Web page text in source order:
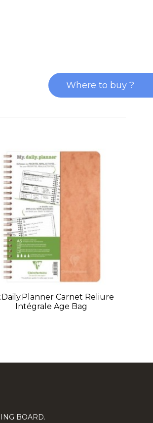
Carnet Reliure
Intégrale Age Bag
BOARD.
Where to buy ?